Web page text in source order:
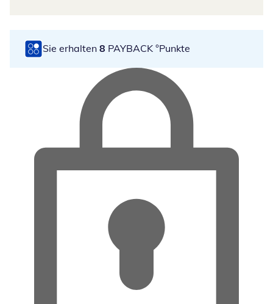
Sie erhalten 8 PAYBACK °Punkte